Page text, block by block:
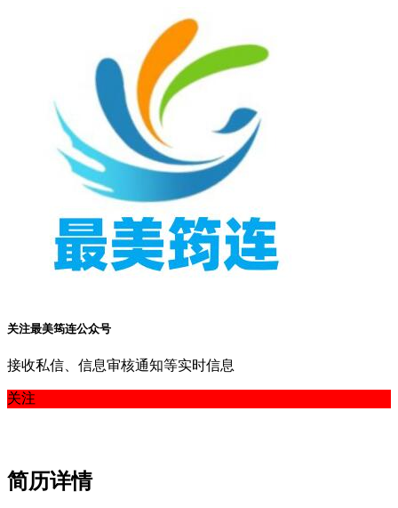
关注最美筠连公众号
接收私信、信息审核通知等实时信息
关注
简历详情